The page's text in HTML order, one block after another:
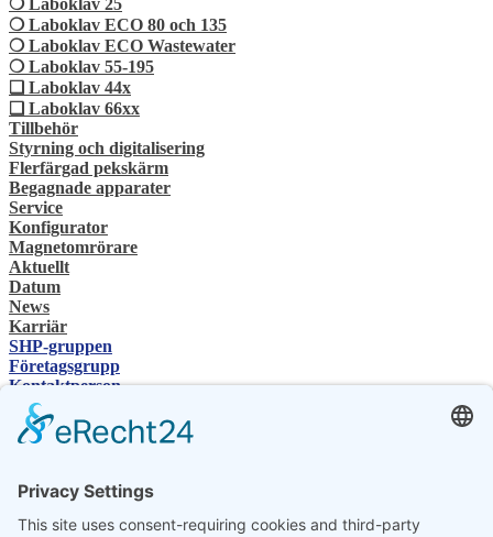
❍ Laboklav 25
❍ Laboklav ECO 80 och 135
❍ Laboklav ECO Wastewater
❍ Laboklav 55-195
❏ Laboklav 44x
❏ Laboklav 66xx
Tillbehör
Styrning och digitalisering
Flerfärgad pekskärm
Begagnade apparater
Service
Konfigurator
Magnetomrörare
Aktuellt
Datum
News
Karriär
SHP-gruppen
Företagsgrupp
Kontaktperson
Kontakt
Återförsäljare
SHP Expertis
Konfigurator
Välj ditt språk